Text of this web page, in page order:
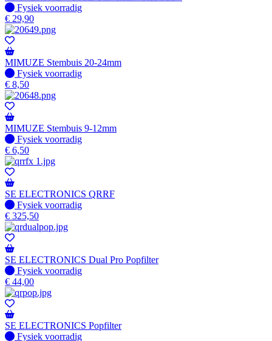
Fysiek voorradig
Fysiek voorradig
€ 29,90
MIMUZE Stembuis 20-24mm
Fysiek voorradig
Fysiek voorradig
€ 8,50
MIMUZE Stembuis 9-12mm
Fysiek voorradig
Fysiek voorradig
€ 6,50
SE ELECTRONICS QRRF
Fysiek voorradig
Fysiek voorradig
€ 325,50
SE ELECTRONICS Dual Pro Popfilter
Fysiek voorradig
Fysiek voorradig
€ 44,00
SE ELECTRONICS Popfilter
Fysiek voorradig
Fysiek voorradig